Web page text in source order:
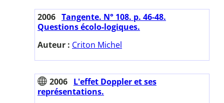
2006 Tangente. N° 108. p. 46-48.
Questions écolo-logiques.
Auteur : Criton Michel
2006 L'effet Doppler et ses
représentations.